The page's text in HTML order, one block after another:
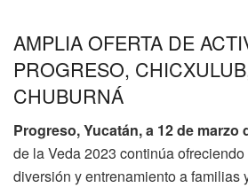
AMPLIA OFERTA DE
PROGRESO,
CHUBURNÁ
Progreso, Yucatán, a 12 de marzo
de la Veda 2023 continúa
diversión y entrenamiento a familias